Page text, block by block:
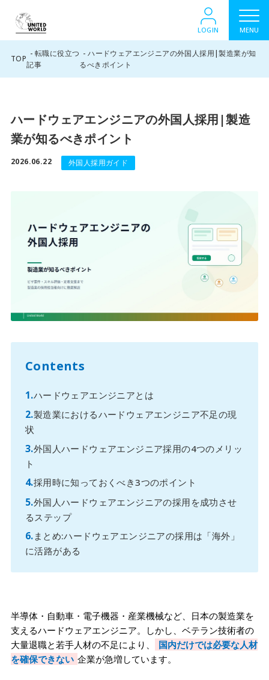
LOGIN MENU
TOP
転職に役立つ
記事
ハードウェアエンジニアの外国人採用|製造業が知
るべきポイント
ハードウェアエンジニアの外国人採用|製造
業が知るべきポイント
2026.06.22 外国人採用ガイド
Contents
ハードウェアエンジニアとは
製造業におけるハードウェアエンジニア不足の現
状
外国人ハードウェアエンジニア採用の4つのメリッ
ト
採用時に知っておくべき3つのポイント
外国人ハードウェアエンジニアの採用を成功させ
るステップ
まとめ:ハードウェアエンジニアの採用は「海外」
に活路がある
半導体・自動車・電子機器・産業機械など、日本の製造業を
支えるハードウェアエンジニア。しかし、ベテラン技術者の
大量退職と若手人材の不足により、
国内だけでは必要な人材
を確保できない 企業が急増しています。